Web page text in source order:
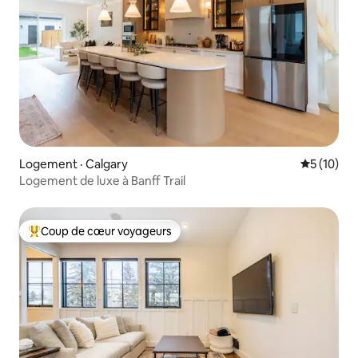
Logement · Calgary Note
5 (10)
Logement de luxe à Banff Trail
Coup de cœur voyageurs parmi les plus aimés
Coup de cœur voyageurs